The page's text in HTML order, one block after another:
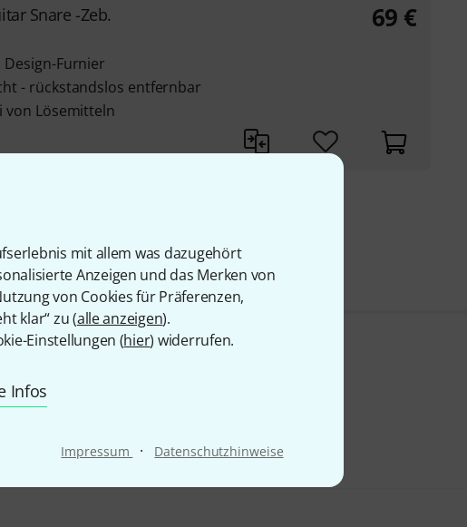
mit allem was dazugehört
Anzeigen und das Merken von
von Cookies für Präferenzen,
klar“ zu (alle anzeigen).
Einstellungen (hier) widerrufen.
Infos
Impressum · Datenschutzhinweise
Snare -Zeb.
Design-Furnier
- rückstandslos entfernbar
von Lösemitteln
69 €